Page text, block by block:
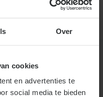
Over
cookies
en advertenties te
social media te bieden